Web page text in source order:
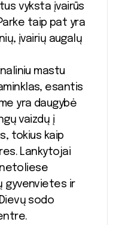
vyksta įvairūs
taip pat yra
įvairių augalų
mastu
esantis
yra daugybė
vaizdų į
tokius kaip
Lankytojai
gyvenvietes ir
sodo